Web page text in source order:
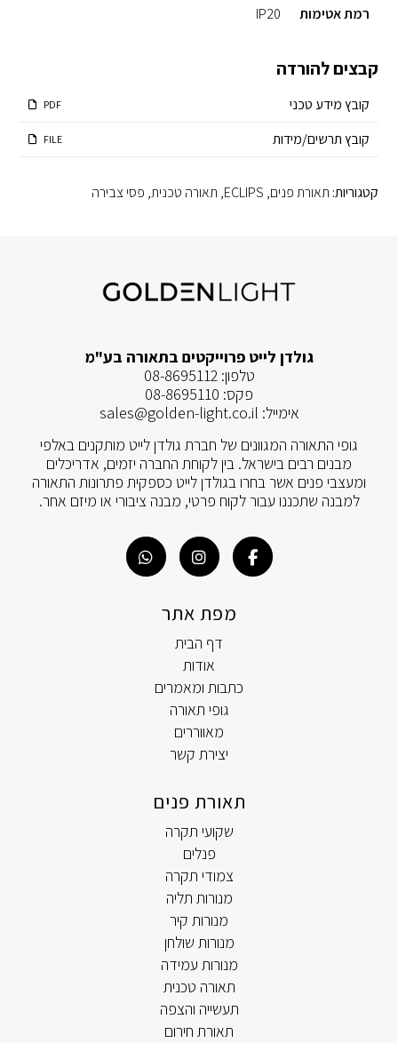
רמת אטימות
IP20
קבצים להורדה
קובץ מידע טכני PDF
קובץ תרשים/מידות FILE
קטגוריות: תאורת פנים,
ECLIPS
, תאורה טכנית, פסי צבירה
גולדן לייט פרוייקטים בתאורה בע"מ
טלפון:08-8695112
פקס: 08-8695110
אימייל: sales@golden-light.co.il
גופי התאורה המגוונים של חברת גולדן לייט מותקנים באלפי
מבנים רבים בישראל. בין לקוחת החברה יזמים, אדריכלים
ומעצבי פנים אשר בחרו בגולדן לייט כספקית פתרונות התאורה
למבנה שתכננו עבור לקוח פרטי, מבנה ציבורי או מיזם אחר.
מפת אתר
דף הבית
אודות
כתבות ומאמרים
גופי תאורה
מאווררים
יצירת קשר
תאורת פנים
שקועי תקרה
פנלים
צמודי תקרה
מנורות תליה
מנורות קיר
מנורות שולחן
מנורות עמידה
תאורה טכנית
תעשייה והצפה
תאורת חירום